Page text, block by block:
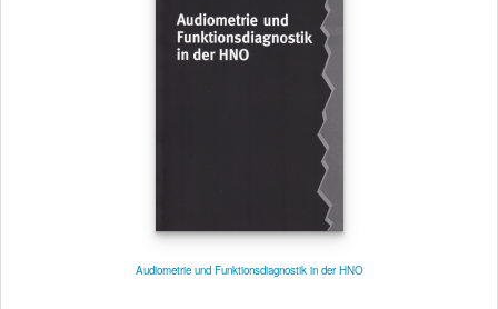
Audiometrie und Funktionsdiagnostik in der HNO